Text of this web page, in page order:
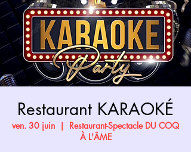
Restaurant KARAOKÉ
ven. 30 juin
  |
Restaurant-Spectacle DU COQ
À L'ÂME